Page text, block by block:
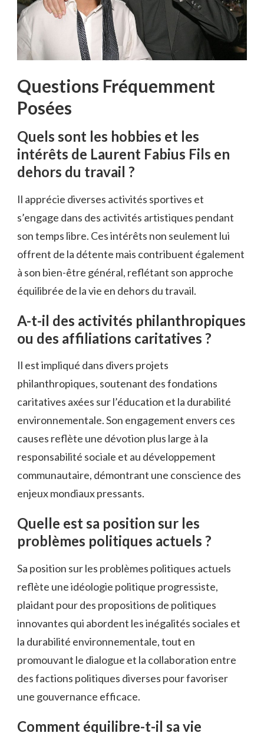
Questions Fréquemment
Posées
Quels sont les hobbies et les
intérêts de Laurent Fabius Fils en
dehors du travail ?
Il apprécie diverses activités sportives et
s’engage dans des activités artistiques pendant
son temps libre. Ces intérêts non seulement lui
offrent de la détente mais contribuent également
à son bien-être général, reflétant son approche
équilibrée de la vie en dehors du travail.
A-t-il des activités philanthropiques
ou des affiliations caritatives ?
Il est impliqué dans divers projets
philanthropiques, soutenant des fondations
caritatives axées sur l’éducation et la durabilité
environnementale. Son engagement envers ces
causes reflète une dévotion plus large à la
responsabilité sociale et au développement
communautaire, démontrant une conscience des
enjeux mondiaux pressants.
Quelle est sa position sur les
problèmes politiques actuels ?
Sa position sur les problèmes politiques actuels
reflète une idéologie politique progressiste,
plaidant pour des propositions de politiques
innovantes qui abordent les inégalités sociales et
la durabilité environnementale, tout en
promouvant le dialogue et la collaboration entre
des factions politiques diverses pour favoriser
une gouvernance efficace.
Comment équilibre-t-il sa vie